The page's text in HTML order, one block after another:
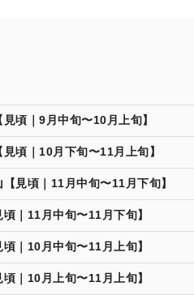
頃｜9月中旬〜10月上旬】
頃｜10月下旬〜11月上旬】
見頃｜11月中旬〜11月下旬】
｜11月中旬〜11月下旬】
｜10月中旬〜11月上旬】
｜10月上旬〜11月上旬】